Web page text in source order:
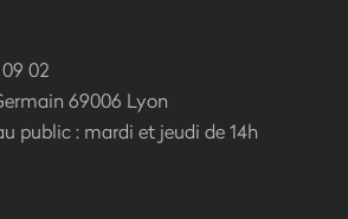
02
69006 Lyon
public : mardi et jeudi de 14h